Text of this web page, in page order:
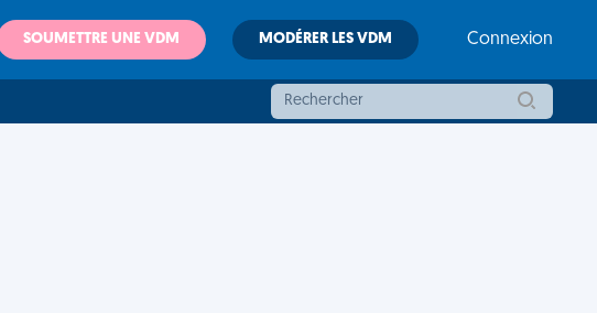
SOUMETTRE UNE VDM MODÉRER LES VDM Connexion